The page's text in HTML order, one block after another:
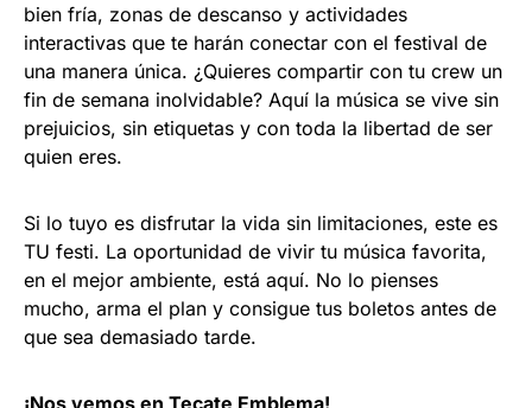
bien fría, zonas de descanso y actividades
interactivas que te harán conectar con el festival de
una manera única. ¿Quieres compartir con tu crew un
fin de semana inolvidable? Aquí la música se vive sin
prejuicios, sin etiquetas y con toda la libertad de ser
quien eres.
Si lo tuyo es disfrutar la vida sin limitaciones, este es
TU festi. La oportunidad de vivir tu música favorita,
en el mejor ambiente, está aquí. No lo pienses
mucho, arma el plan y consigue tus boletos antes de
que sea demasiado tarde.